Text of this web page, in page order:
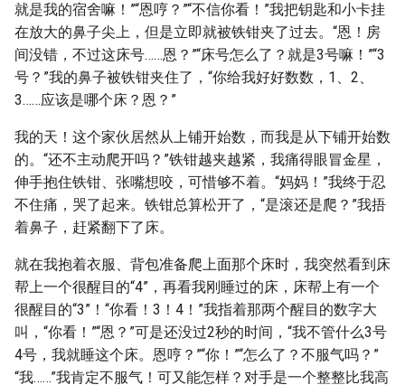
就是我的宿舍嘛！”“恩哼？”“不信你看！”我把钥匙和小卡挂
在放大的鼻子尖上，但是立即就被铁钳夹了过去。“恩！房
间没错，不过这床号……恩？”“床号怎么了？就是3号嘛！”“3
号？”我的鼻子被铁钳夹住了，“你给我好好数数，1、2、
3……应该是哪个床？恩？”
我的天！这个家伙居然从上铺开始数，而我是从下铺开始数
的。“还不主动爬开吗？”铁钳越夹越紧，我痛得眼冒金星，
伸手抱住铁钳、张嘴想咬，可惜够不着。“妈妈！”我终于忍
不住痛，哭了起来。铁钳总算松开了，“是滚还是爬？”我捂
着鼻子，赶紧翻下了床。
就在我抱着衣服、背包准备爬上面那个床时，我突然看到床
帮上一个很醒目的“4”，再看我刚睡过的床，床帮上有一个
很醒目的“3”！“你看！3！4！”我指着那两个醒目的数字大
叫，“你看！”“恩？”可是还没过2秒的时间，“我不管什么3号
4号，我就睡这个床。恩哼？”“你！”“怎么了？不服气吗？”
“我……”我肯定不服气！可又能怎样？对手是一个整整比我高